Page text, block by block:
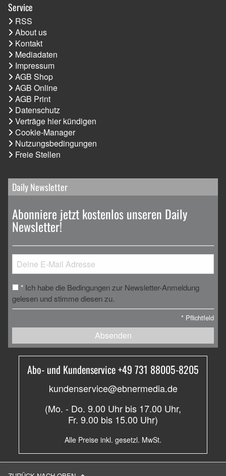
Service
RSS
About us
Kontakt
Mediadaten
Impressum
AGB Shop
AGB Online
AGB Print
Datenschutz
Verträge hier kündigen
Cookie-Manager
Nutzungsbedingungen
Freie Stellen
Daily Newsletter
Abonniere jetzt kostenlos unseren Daily
Newsletter!
* Ich habe die Bedingungen zur Newsletter-Anmeldung
gelesen und stimme diesen zu.
* Pflichtfeld
Absenden
Abo- und Kundenservice +49 731 88005-8205
kundenservice@ebnermedia.de
(Mo. - Do. 9.00 Uhr bis 17.00 Uhr,
Fr. 9.00 bis 15.00 Uhr)
Alle Preise inkl. gesetzl. MwSt.